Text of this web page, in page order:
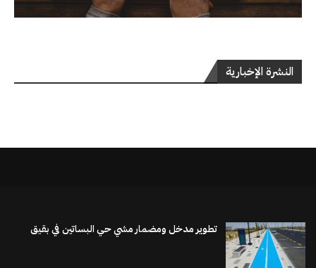
النشرة الإخبارية
تطوير مدخل ومضمار مشي حي البساتين في بقيق